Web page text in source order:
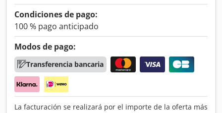
Condiciones de pago:
100 % pago anticipado
Modos de pago:
Transferencia bancaria
La facturación se realizará por el importe de la oferta más